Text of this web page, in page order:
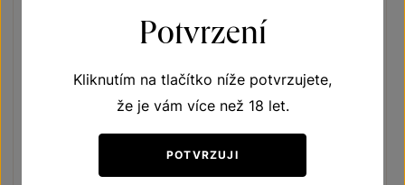
Potvrzení
Kliknutím na tlačítko níže potvrzujete,
že je vám více než 18 let.
POTVRZUJI